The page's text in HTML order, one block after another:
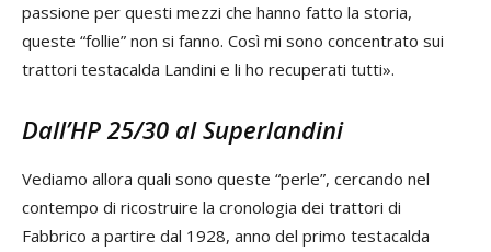
passione per questi mezzi che hanno fatto la storia,
queste “follie” non si fanno. Così mi sono concentrato sui
trattori testacalda Landini e li ho recuperati tutti».
Dall’HP 25/30 al Superlandini
Vediamo allora quali sono queste “perle”, cercando nel
contempo di ricostruire la cronologia dei trattori di
Fabbrico a partire dal 1928, anno del primo testacalda